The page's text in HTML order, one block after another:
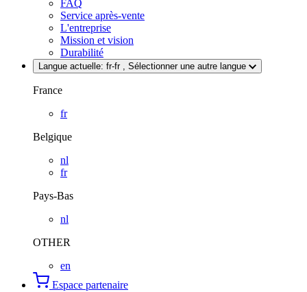
FAQ
Service après-vente
L'entreprise
Mission et vision
Durabilité
Langue actuelle: fr-fr , Sélectionner une autre langue
France
fr
Belgique
nl
fr
Pays-Bas
nl
OTHER
en
Espace partenaire